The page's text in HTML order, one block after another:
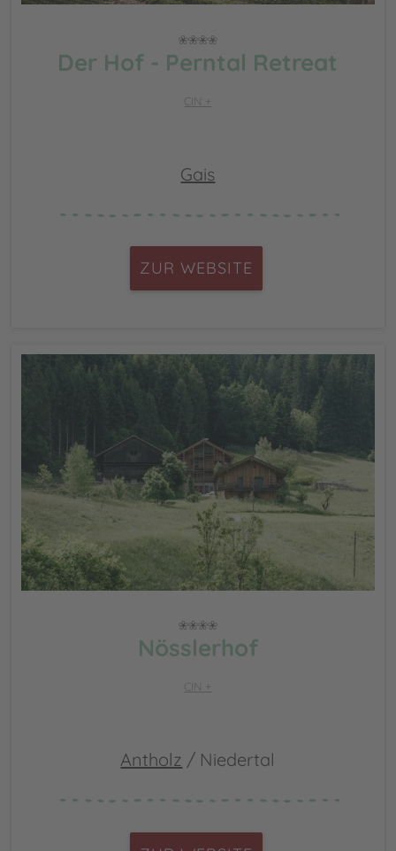
Der Hof - Perntal Retreat
CIN +
Gais
ZUR WEBSITE
Nösslerhof
CIN +
Antholz / Niedertal